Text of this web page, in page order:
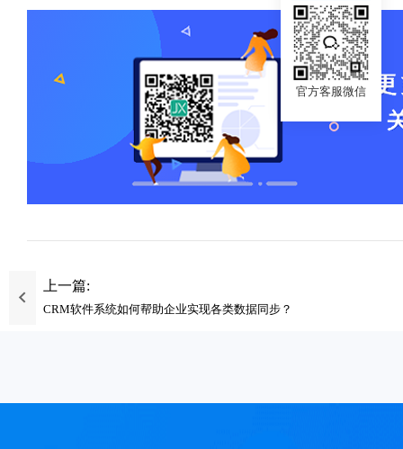
上一篇:
CRM软件系统如何帮助企业实现各类数据同步？
官方客服微信